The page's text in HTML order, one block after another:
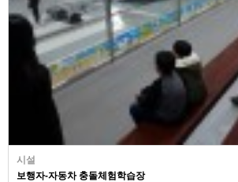
시설
보행자-자동차 충돌체험학습장